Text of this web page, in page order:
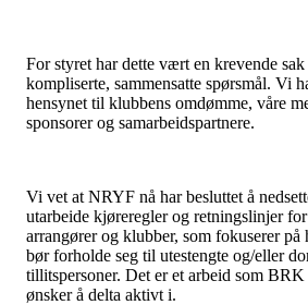
For styret har dette vært en krevende sak
kompliserte, sammensatte spørsmål. Vi
hensynet til klubbens omdømme, våre
sponsorer og samarbeidspartnere.
Vi vet at NRYF nå har besluttet å
utarbeide kjøreregler og retningslinjer
arrangører og klubber, som fokuserer
bør forholde seg til utestengte og/eller
tillitspersoner. Det er et arbeid som
ønsker å delta aktivt i.